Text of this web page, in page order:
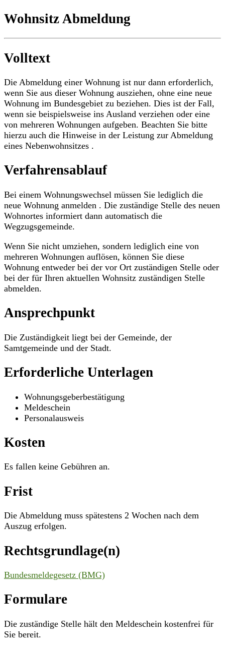
Wohnsitz Abmeldung
Volltext
Die Abmeldung einer Wohnung ist nur dann erforderlich,
wenn Sie aus dieser Wohnung ausziehen, ohne eine neue
Wohnung im Bundesgebiet zu beziehen. Dies ist der Fall,
wenn sie beispielsweise ins Ausland verziehen oder eine
von mehreren Wohnungen aufgeben. Beachten Sie bitte
hierzu auch die Hinweise in der Leistung zur Abmeldung
eines Nebenwohnsitzes .
Verfahrensablauf
Bei einem Wohnungswechsel müssen Sie lediglich die
neue Wohnung anmelden . Die zuständige Stelle des neuen
Wohnortes informiert dann automatisch die
Wegzugsgemeinde.
Wenn Sie nicht umziehen, sondern lediglich eine von
mehreren Wohnungen auflösen, können Sie diese
Wohnung entweder bei der vor Ort zuständigen Stelle oder
bei der für Ihren aktuellen Wohnsitz zuständigen Stelle
abmelden.
Ansprechpunkt
Die Zuständigkeit liegt bei der Gemeinde, der
Samtgemeinde und der Stadt.
Erforderliche Unterlagen
Wohnungsgeberbestätigung
Meldeschein
Personalausweis
Kosten
Es fallen keine Gebühren an.
Frist
Die Abmeldung muss spätestens 2 Wochen nach dem
Auszug erfolgen.
Rechtsgrundlage(n)
Bundesmeldegesetz (BMG)
Formulare
Die zuständige Stelle hält den Meldeschein kostenfrei für
Sie bereit.